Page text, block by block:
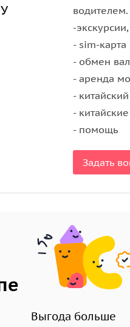
водителем.
-
- sim-
- обмен
- аренда
-
-
- помощь
Задать
Выгода больше